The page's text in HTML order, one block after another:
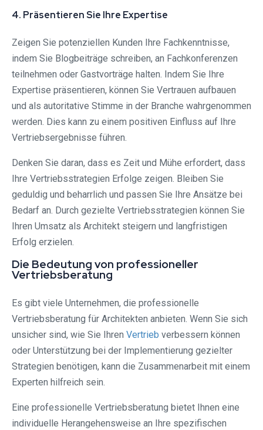
4. Präsentieren Sie Ihre Expertise
Zeigen Sie potenziellen Kunden Ihre Fachkenntnisse,
indem Sie Blogbeiträge schreiben, an Fachkonferenzen
teilnehmen oder Gastvorträge halten. Indem Sie Ihre
Expertise präsentieren, können Sie Vertrauen aufbauen
und als autoritative Stimme in der Branche wahrgenommen
werden. Dies kann zu einem positiven Einfluss auf Ihre
Vertriebsergebnisse führen.
Denken Sie daran, dass es Zeit und Mühe erfordert, dass
Ihre Vertriebsstrategien Erfolge zeigen. Bleiben Sie
geduldig und beharrlich und passen Sie Ihre Ansätze bei
Bedarf an. Durch gezielte Vertriebsstrategien können Sie
Ihren Umsatz als Architekt steigern und langfristigen
Erfolg erzielen.
Die Bedeutung von professioneller
Vertriebsberatung
Es gibt viele Unternehmen, die professionelle
Vertriebsberatung für Architekten anbieten. Wenn Sie sich
unsicher sind, wie Sie Ihren Vertrieb verbessern können
oder Unterstützung bei der Implementierung gezielter
Strategien benötigen, kann die Zusammenarbeit mit einem
Experten hilfreich sein.
Eine professionelle Vertriebsberatung bietet Ihnen eine
individuelle Herangehensweise an Ihre spezifischen